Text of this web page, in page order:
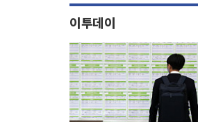
이투데이